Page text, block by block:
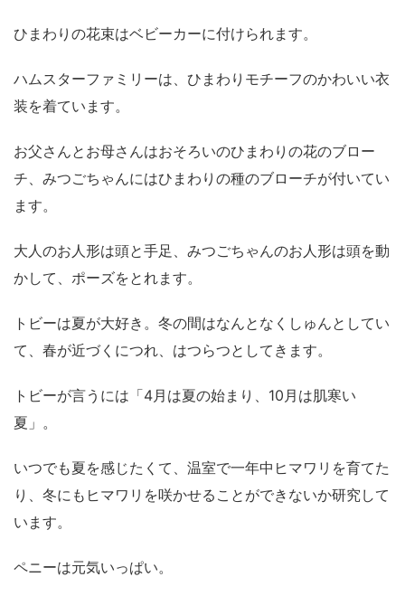
ひまわりの花束はベビーカーに付けられます。
ハムスターファミリーは、ひまわりモチーフのかわいい衣
装を着ています。
お父さんとお母さんはおそろいのひまわりの花のブロー
チ、みつごちゃんにはひまわりの種のブローチが付いてい
ます。
大人のお人形は頭と手足、みつごちゃんのお人形は頭を動
かして、ポーズをとれます。
トビーは夏が大好き。冬の間はなんとなくしゅんとしてい
て、春が近づくにつれ、はつらつとしてきます。
トビーが言うには「4月は夏の始まり、10月は肌寒い
夏」。
いつでも夏を感じたくて、温室で一年中ヒマワリを育てた
り、冬にもヒマワリを咲かせることができないか研究して
います。
ペニーは元気いっぱい。